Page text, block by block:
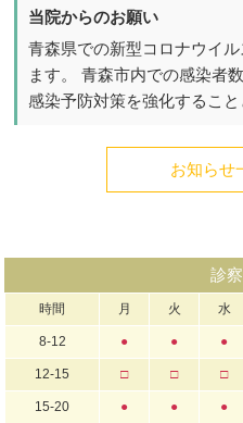
当院からのお願い
青森県での新型コロナウイ
ます。 青森市内での感染者
感染予防対策を強化するこ
お知らせ
診
時間 月 火 水
8-12 ● ● ●
12-15 □ □ □
15-20 ● ● ●